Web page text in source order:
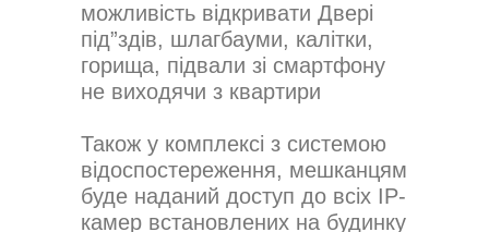
можливість відкривати Двері
під”здів, шлагбауми, калітки,
горища, підвали зі смартфону
не виходячи з квартири
Також у комплексі з системою
відоспостереження, мешканцям
буде наданий доступ до всіх IP-
камер встановлених на будинку